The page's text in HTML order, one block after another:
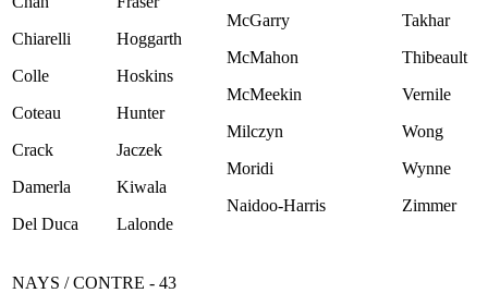
Chiarelli
Colle
Coteau
Crack
Damerla
Del Duca
Hoggarth
Hoskins
Hunter
Jaczek
Kiwala
Lalonde
McGarry
McMahon
McMeekin
Milczyn
Moridi
Naidoo-Harris
Takhar
Thibeault
Vernile
Wong
Wynne
Zimmer
NAYS / CONTRE - 43